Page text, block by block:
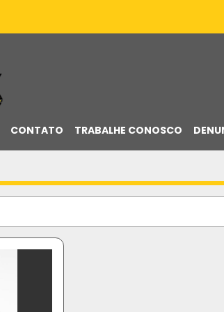
CONTATO TRABALHE CONOSCO